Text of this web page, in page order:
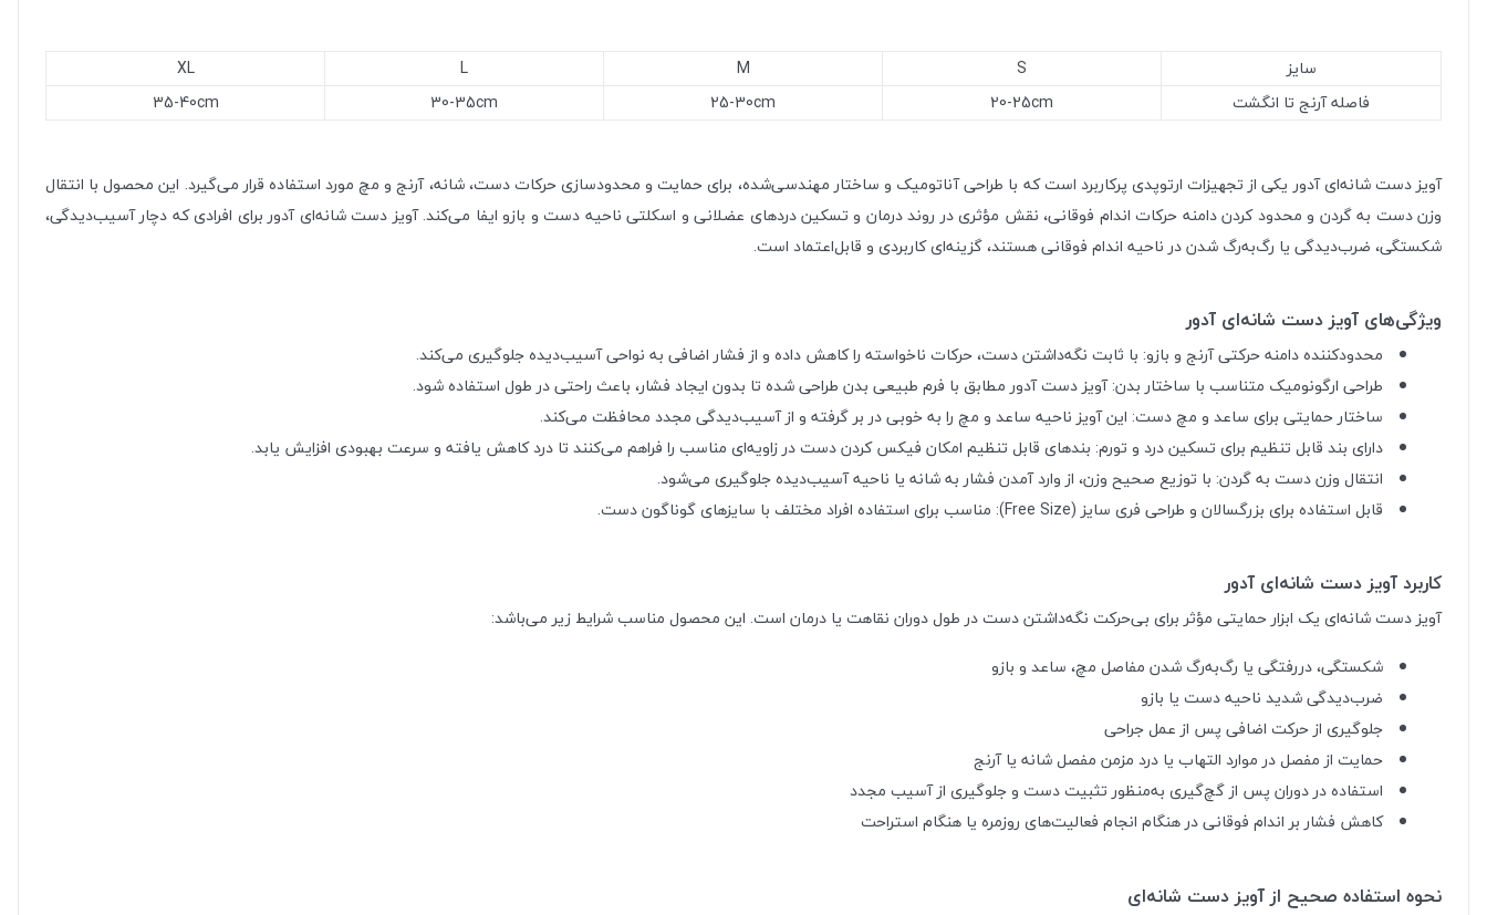
سایز S
M
L
XL
فاصله آرنج تا انگشت
20-25cm
25-30cm
30-35cm
35-40cm
آویز دست شانه‌ای آدور یکی از تجهیزات ارتوپدی پرکاربرد است که با طراحی آناتومیک و ساختار مهندسی‌شده، برای حمایت و محدودسازی حرکات دست، شانه، آرنج و مچ مورد استفاده قرار می‌گیرد. این محصول با انتقال
وزن دست به گردن و محدود کردن دامنه حرکات اندام فوقانی، نقش مؤثری در روند درمان و تسکین دردهای عضلانی و اسکلتی ناحیه دست و بازو ایفا می‌کند. آویز دست شانه‌ای آدور برای افرادی که دچار آسیب‌دیدگی،
شکستگی، ضرب‌دیدگی یا رگ‌به‌رگ شدن در ناحیه اندام فوقانی هستند، گزینه‌ای کاربردی و قابل‌اعتماد است.
ویژگی‌های آویز دست شانه‌ای آدور
محدودکننده دامنه حرکتی آرنج و بازو: با ثابت نگه‌داشتن دست، حرکات ناخواسته را کاهش داده و از فشار اضافی به نواحی آسیب‌دیده جلوگیری می‌کند.
طراحی ارگونومیک متناسب با ساختار بدن: آویز دست آدور مطابق با فرم طبیعی بدن طراحی شده تا بدون ایجاد فشار، باعث راحتی در طول استفاده شود.
ساختار حمایتی برای ساعد و مچ دست: این آویز ناحیه ساعد و مچ را به خوبی در بر گرفته و از آسیب‌دیدگی مجدد محافظت می‌کند.
دارای بند قابل تنظیم برای تسکین درد و تورم: بندهای قابل تنظیم امکان فیکس کردن دست در زاویه‌ای مناسب را فراهم می‌کنند تا درد کاهش یافته و سرعت بهبودی افزایش یابد.
انتقال وزن دست به گردن: با توزیع صحیح وزن، از وارد آمدن فشار به شانه یا ناحیه آسیب‌دیده جلوگیری می‌شود.
قابل استفاده برای بزرگسالان و طراحی فری سایز (Free Size): مناسب برای استفاده افراد مختلف با سایزهای گوناگون دست.
کاربرد آویز دست شانه‌ای آدور
آویز دست شانه‌ای یک ابزار حمایتی مؤثر برای بی‌حرکت نگه‌داشتن دست در طول دوران نقاهت یا درمان است. این محصول مناسب شرایط زیر می‌باشد:
شکستگی، دررفتگی یا رگ‌به‌رگ شدن مفاصل مچ، ساعد و بازو
ضرب‌دیدگی شدید ناحیه دست یا بازو
جلوگیری از حرکت اضافی پس از عمل جراحی
حمایت از مفصل در موارد التهاب یا درد مزمن مفصل شانه یا آرنج
استفاده در دوران پس از گچ‌گیری به‌منظور تثبیت دست و جلوگیری از آسیب مجدد
کاهش فشار بر اندام فوقانی در هنگام انجام فعالیت‌های روزمره یا هنگام استراحت
نحوه استفاده صحیح از آویز دست شانه‌ای